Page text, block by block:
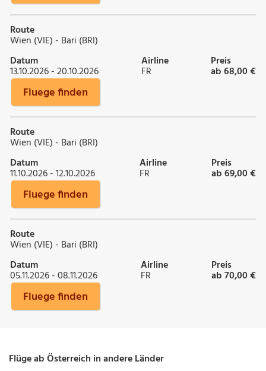
Route
Wien (VIE) - Bari (BRI)
Datum
13.10.2026 - 20.10.2026
Airline
FR
Preis
ab 68,00 €
Fluege finden
Route
Wien (VIE) - Bari (BRI)
Datum
11.10.2026 - 12.10.2026
Airline
FR
Preis
ab 69,00 €
Fluege finden
Route
Wien (VIE) - Bari (BRI)
Datum
05.11.2026 - 08.11.2026
Airline
FR
Preis
ab 70,00 €
Fluege finden
Flüge ab Österreich in andere Länder